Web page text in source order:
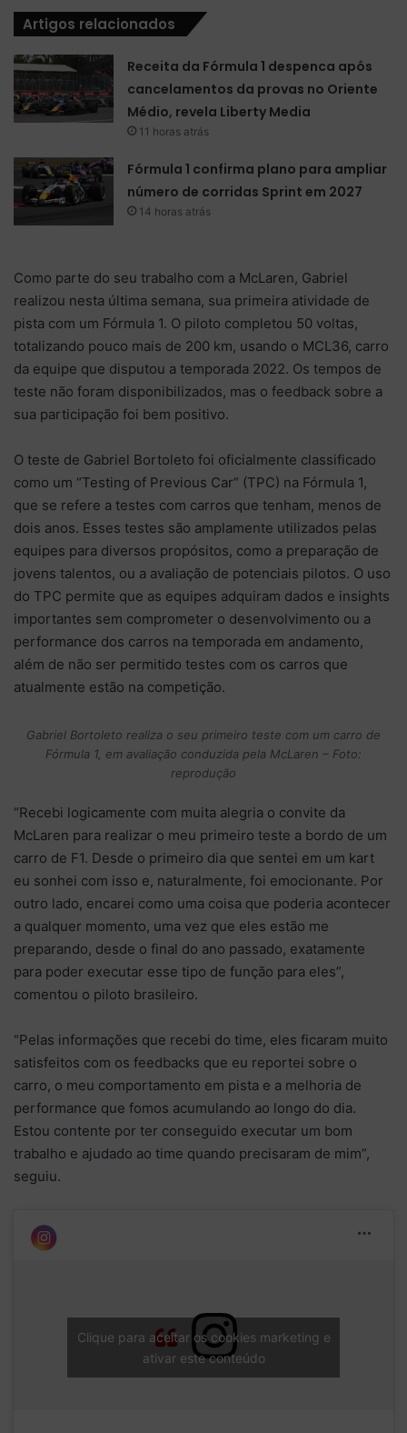
Artigos relacionados
Receita da Fórmula 1 despenca após
cancelamentos da provas no Oriente
Médio, revela Liberty Media
11 horas atrás
Fórmula 1 confirma plano para ampliar
número de corridas Sprint em 2027
14 horas atrás
Como parte do seu trabalho com a McLaren, Gabriel
realizou nesta última semana, sua primeira atividade de
pista com um Fórmula 1. O piloto completou 50 voltas,
totalizando pouco mais de 200 km, usando o MCL36, carro
da equipe que disputou a temporada 2022. Os tempos de
teste não foram disponibilizados, mas o feedback sobre a
sua participação foi bem positivo.
O teste de Gabriel Bortoleto foi oficialmente classificado
como um “Testing of Previous Car” (TPC) na Fórmula 1,
que se refere a testes com carros que tenham, menos de
dois anos. Esses testes são amplamente utilizados pelas
equipes para diversos propósitos, como a preparação de
jovens talentos, ou a avaliação de potenciais pilotos. O uso
do TPC permite que as equipes adquiram dados e insights
importantes sem comprometer o desenvolvimento ou a
performance dos carros na temporada em andamento,
além de não ser permitido testes com os carros que
atualmente estão na competição.
Gabriel Bortoleto realiza o seu primeiro teste com um carro de
Fórmula 1, em avaliação conduzida pela McLaren – Foto:
reprodução
“Recebi logicamente com muita alegria o convite da
McLaren para realizar o meu primeiro teste a bordo de um
carro de F1. Desde o primeiro dia que sentei em um kart
eu sonhei com isso e, naturalmente, foi emocionante. Por
outro lado, encarei como uma coisa que poderia acontecer
a qualquer momento, uma vez que eles estão me
preparando, desde o final do ano passado, exatamente
para poder executar esse tipo de função para eles”,
comentou o piloto brasileiro.
“Pelas informações que recebi do time, eles ficaram muito
satisfeitos com os feedbacks que eu reportei sobre o
carro, o meu comportamento em pista e a melhoria de
performance que fomos acumulando ao longo do dia.
Estou contente por ter conseguido executar um bom
trabalho e ajudado ao time quando precisaram de mim”,
seguiu.
Clique para aceitar os cookies marketing e
ativar este conteúdo